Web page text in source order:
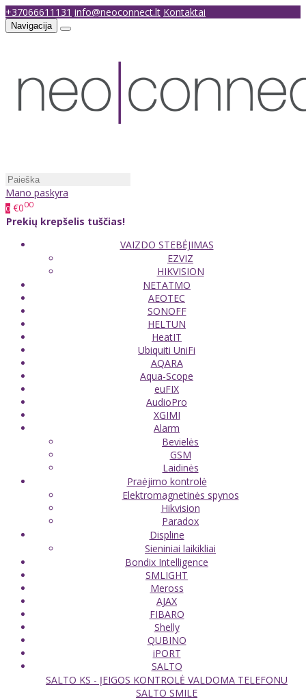
+37066611131 info@neoconnect.lt Kontaktai
Navigacija
Mano paskyra
0 €000
Prekių krepšelis tuščias!
VAIZDO STEBĖJIMAS
EZVIZ
HIKVISION
NETATMO
AEOTEC
SONOFF
HELTUN
HeatIT
Ubiquiti UniFi
AQARA
Aqua-Scope
euFIX
AudioPro
XGIMI
Alarm
Bevielės
GSM
Laidinės
Praėjimo kontrolė
Elektromagnetinės spynos
Hikvision
Paradox
Displine
Sieniniai laikikliai
Bondix Intelligence
SMLIGHT
Meross
AJAX
FIBARO
Shelly
QUBINO
iPORT
SALTO
SALTO KS - ĮEIGOS KONTROLĖ VALDOMA TELEFONU
SALTO SMILE